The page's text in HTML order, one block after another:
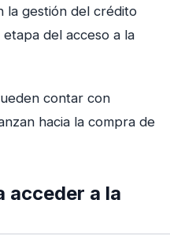
la gestión del crédito
del acceso a la
contar con
hacia la compra de
acceder a la